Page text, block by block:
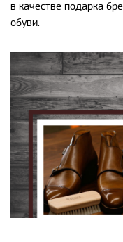
в качестве подарка
обуви.